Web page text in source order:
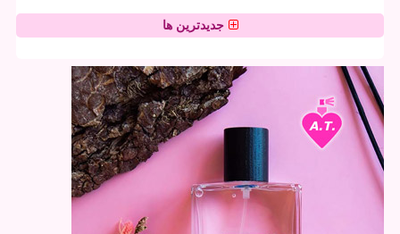
جدیدترین ها